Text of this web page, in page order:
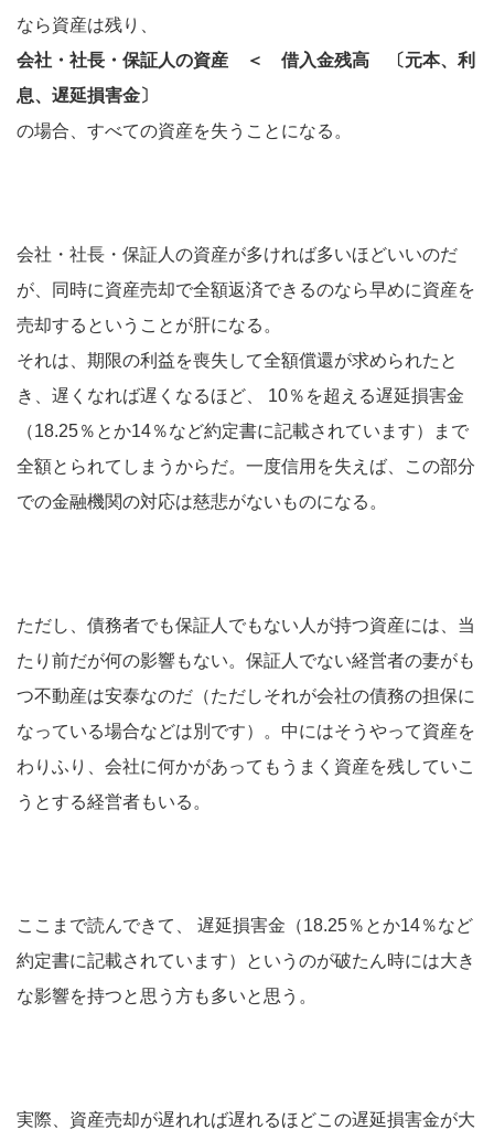
なら資産は残り、
会社・社長・保証人の資産 ＜ 借入金残高 〔元本、利
息、遅延損害金〕
の場合、すべての資産を失うことになる。
会社・社長・保証人の資産が多ければ多いほどいいのだ
が、同時に資産売却で全額返済できるのなら早めに資産を
売却するということが肝になる。
それは、期限の利益を喪失して全額償還が求められたと
き、遅くなれば遅くなるほど、 10％を超える遅延損害金
（18.25％とか14％など約定書に記載されています）まで
全額とられてしまうからだ。一度信用を失えば、この部分
での金融機関の対応は慈悲がないものになる。
ただし、債務者でも保証人でもない人が持つ資産には、当
たり前だが何の影響もない。保証人でない経営者の妻がも
つ不動産は安泰なのだ（ただしそれが会社の債務の担保に
なっている場合などは別です）。中にはそうやって資産を
わりふり、会社に何かがあってもうまく資産を残していこ
うとする経営者もいる。
ここまで読んできて、 遅延損害金（18.25％とか14％など
約定書に記載されています）というのが破たん時には大き
な影響を持つと思う方も多いと思う。
実際、資産売却が遅れれば遅れるほどこの遅延損害金が大